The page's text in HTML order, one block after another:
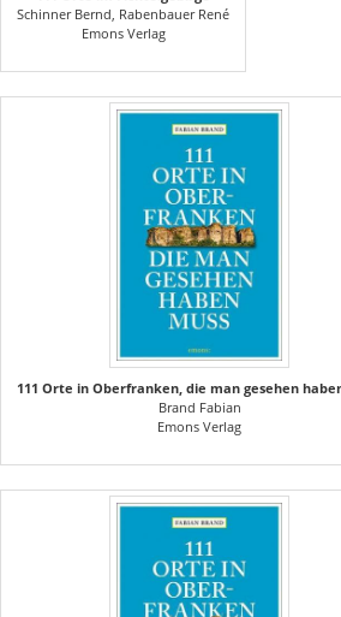
Schinner Bernd, Rabenbauer René
Emons Verlag
111 Orte in Oberfranken, die man gesehen
Brand Fabian
Emons Verlag